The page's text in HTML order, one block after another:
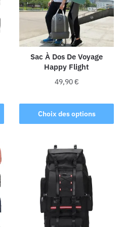
peuvent
être
choisies
sur
la
page
du
Sac À Dos De Voyage
Happy Flight
49,90€
Choix des options
produit
a
variations.
Les
options
peuvent
être
choisies
sur